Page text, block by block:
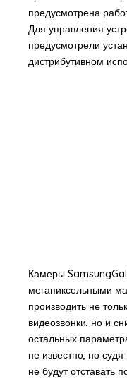
предусмотрена
Для управления
предусмотрели
дистрибутивном
Камеры
мегапиксельными
производить не
видеозвонки, но и
остальных
не известно, но
не будут отставать